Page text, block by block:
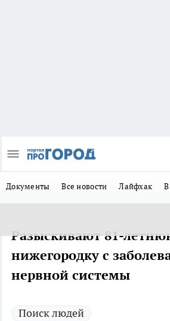
Документы Все новости Лайфхак
Разыскивают 81-
нижегородку с
нервной системы
Поиск людей